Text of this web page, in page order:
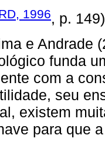
1996, p.
e Andrade
funda
com a
seu
existem
para que